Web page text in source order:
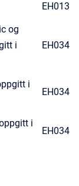
EH013
og
i
EH034
i
EH034
i
EH034